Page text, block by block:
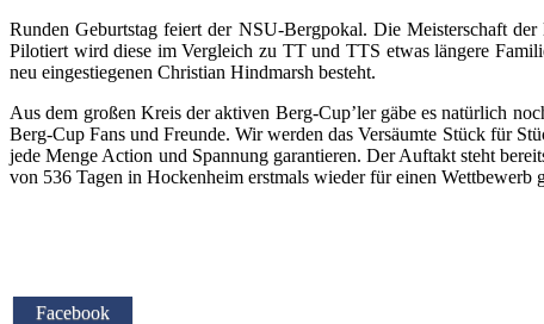
Runden Geburtstag feiert der NSU-Bergpokal. Die Meisterschaft
Pilotiert wird diese im Vergleich zu TT und TTS etwas längere
neu eingestiegenen Christian Hindmarsh besteht.
Aus dem großen Kreis der aktiven Berg-Cup’ler gäbe es natürlich
Berg-Cup Fans und Freunde. Wir werden das Versäumte Stück für
jede Menge Action und Spannung garantieren. Der Auftakt steht
von 536 Tagen in Hockenheim erstmals wieder für einen
Facebook